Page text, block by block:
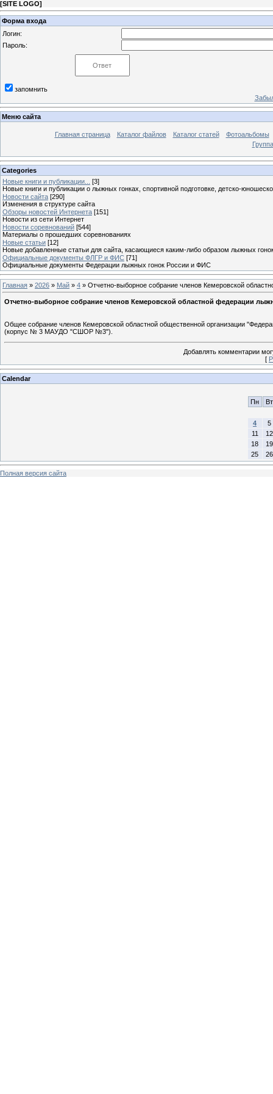
[SITE LOGO]
Форма входа
Логин:
Пароль:
запомнить
Меню сайта
Главная страница Каталог файлов Каталог статей
Фотоальбомы
Categories
Новые книги и публикации...
[3]
Новые книги и публикации о лыжных гонках, спортивной подготовке, детско-
Новости сайта [290]
Изменения в структуре сайта
Обзоры новостей Интернета [151]
Новости из сети Интернет
Новости соревнований [544]
Материалы о прошедших соревнованиях
Новые статьи [12]
Новые добавленные статьи для сайта, касающиеся каким-либо образом лыжных
Официальные документы ФЛГР и ФИС [71]
Официальные документы Федерации лыжных гонок России и ФИС
Главная » 2026 » Май » 4 » Отчетно-выборное собрание членов Кемеровской
Отчетно-выборное собрание членов Кемеровской областной федерации
Общее собрание членов Кемеровской областной общественной организации
(корпус № 3 МАУДО "СШОР №3").
Добавлять комментарии
[
Calendar
Пн Вт
4
5
11
12
18
19
25
26
Полная версия сайта